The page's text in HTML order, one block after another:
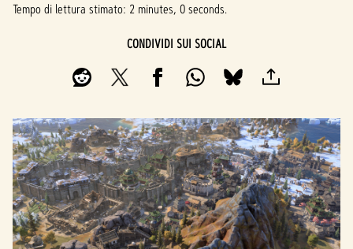
Tempo di lettura stimato 2 minutes, 0 seconds
CONDIVIDI SUI SOCIAL